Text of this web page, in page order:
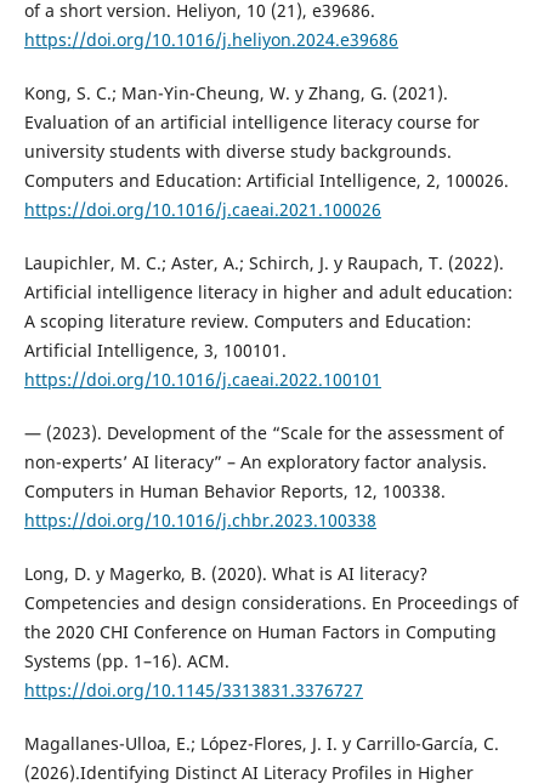
of a short version. Heliyon, 10 (21), e39686.
https://doi.org/10.1016/j.heliyon.2024.e39686
Kong, S. C.; Man-Yin-Cheung, W. y Zhang, G. (2021).
Evaluation of an artificial intelligence literacy course for
university students with diverse study backgrounds.
Computers and Education: Artificial Intelligence, 2, 100026.
https://doi.org/10.1016/j.caeai.2021.100026
Laupichler, M. C.; Aster, A.; Schirch, J. y Raupach, T. (2022).
Artificial intelligence literacy in higher and adult education:
A scoping literature review. Computers and Education:
Artificial Intelligence, 3, 100101.
https://doi.org/10.1016/j.caeai.2022.100101
— (2023). Development of the “Scale for the assessment of
non-experts’ AI literacy” – An exploratory factor analysis.
Computers in Human Behavior Reports, 12, 100338.
https://doi.org/10.1016/j.chbr.2023.100338
Long, D. y Magerko, B. (2020). What is AI literacy?
Competencies and design considerations. En Proceedings of
the 2020 CHI Conference on Human Factors in Computing
Systems (pp. 1–16). ACM.
https://doi.org/10.1145/3313831.3376727
Magallanes-Ulloa, E.; López-Flores, J. I. y Carrillo-García, C.
(2026).Identifying Distinct AI Literacy Profiles in Higher